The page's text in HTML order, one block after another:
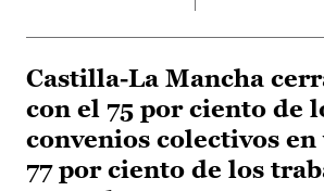
Castilla-La Mancha
con el 75 por ciento de
convenios colectivos
77 por ciento de los